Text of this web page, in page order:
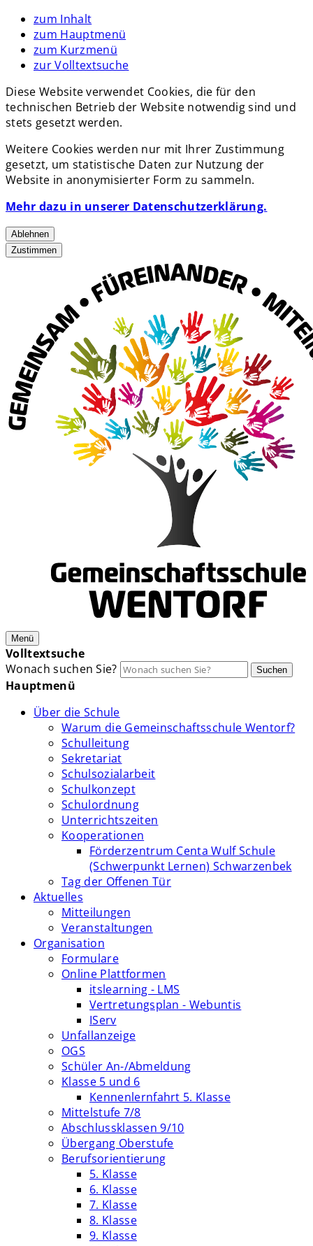
zum Inhalt
zum Hauptmenü
zum Kurzmenü
zur Volltextsuche
Diese Website verwendet Cookies, die für den
technischen Betrieb der Website notwendig sind und
stets gesetzt werden.
Weitere Cookies werden nur mit Ihrer Zustimmung
gesetzt, um statistische Daten zur Nutzung der
Website in anonymisierter Form zu sammeln.
Mehr dazu in unserer Datenschutzerklärung.
Ablehnen
Zustimmen
Menü
Volltextsuche
Wonach suchen Sie?
Suchen
Hauptmenü
Über die Schule
Warum die Gemeinschaftsschule Wentorf?
Schulleitung
Sekretariat
Schulsozialarbeit
Schulkonzept
Schulordnung
Unterrichtszeiten
Kooperationen
Förderzentrum Centa Wulf Schule
(Schwerpunkt Lernen) Schwarzenbek
Tag der Offenen Tür
Aktuelles
Mitteilungen
Veranstaltungen
Organisation
Formulare
Online Plattformen
itslearning - LMS
Vertretungsplan - Webuntis
IServ
Unfallanzeige
OGS
Schüler An-/Abmeldung
Klasse 5 und 6
Kennenlernfahrt 5. Klasse
Mittelstufe 7/8
Abschlussklassen 9/10
Übergang Oberstufe
Berufsorientierung
5. Klasse
6. Klasse
7. Klasse
8. Klasse
9. Klasse